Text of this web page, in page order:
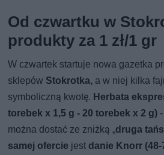
Od czwartku w
produkty za 1 zł/1 gr
W czwartek startuje nowa gazetka
sklepów Stokrotka, a w niej kilka
symboliczną kwotę. Herbata
torebek x 1,5 g - 20 torebek x 2 g)
można dostać ze zniżką „druga
samej ofercie jest danie Knorr (48-